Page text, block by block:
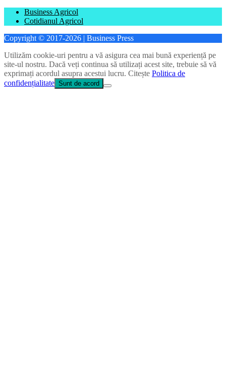
Business Agricol
Cotidianul Agricol
Copyright © 2017-2026 | Business Press
Utilizăm cookie-uri pentru a vă asigura cea mai bună experiență pe
site-ul nostru. Dacă veți continua să utilizați acest site, trebuie să vă
exprimați acordul asupra acestui lucru. Citește Politica de
confidențialitate Sunt de acord